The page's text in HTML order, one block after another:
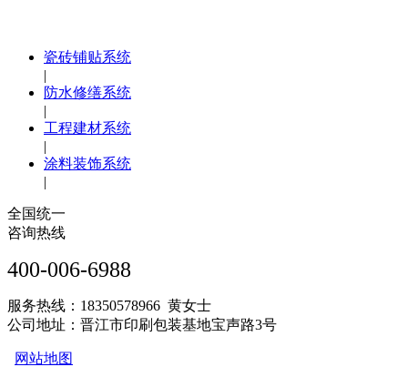
瓷砖铺贴系统
|
防水修缮系统
|
工程建材系统
|
涂料装饰系统
|
全国统一
咨询热线
400-006-6988
服务热线：18350578966 黄女士
公司地址：晋江市印刷包装基地宝声路3号
网站地图